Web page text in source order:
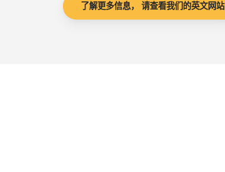
了解更多信息， 请查看我们的英文网站